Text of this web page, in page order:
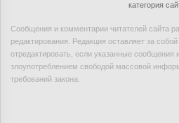
категория
Сообщения и комментарии читателей сайта
редактирования. Редакция оставляет за
отредактировать, если указанные сообщения
злоупотреблением свободой массовой
требований закона.